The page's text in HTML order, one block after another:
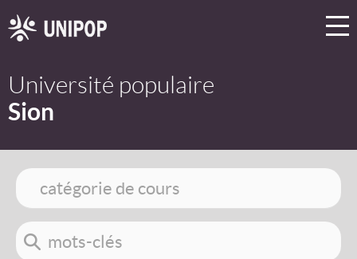
Université populaire
Sion